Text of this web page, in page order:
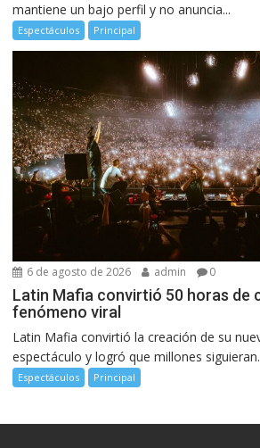
mantiene un bajo perfil y no anuncia...
Espectáculos Principal
6 de agosto de 2026 admin 0
Latin Mafia convirtió 50 horas de
fenómeno viral
Latin Mafia convirtió la creación de su
espectáculo y logró que millones
Espectáculos Principal